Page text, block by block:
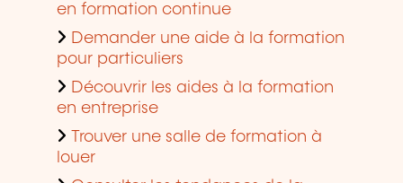
en formation continue
Demander une aide à la formation
pour particuliers
Découvrir les aides à la formation
en entreprise
Trouver une salle de formation à
louer